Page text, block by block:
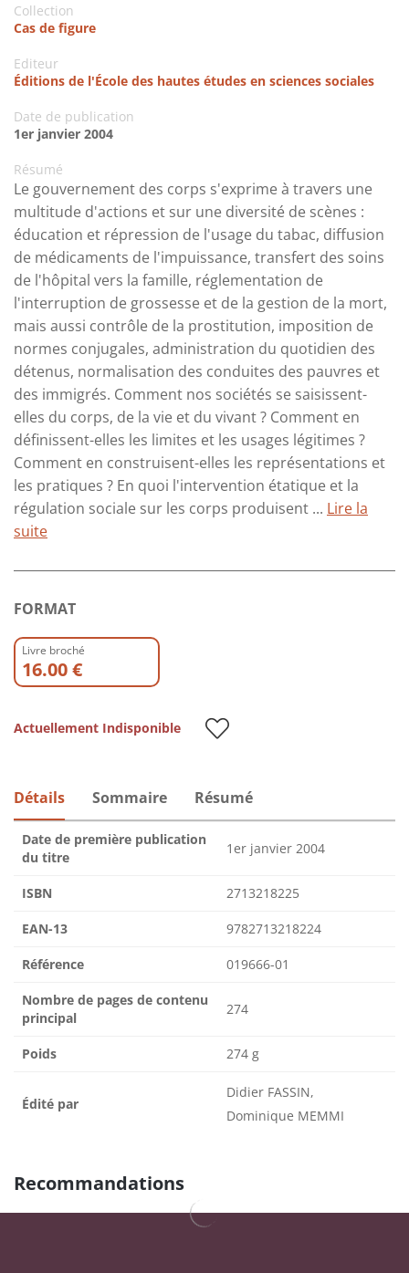
Collection
Cas de figure
Editeur
Éditions de l'École des hautes études en sciences sociales
Date de publication
1er janvier 2004
Résumé
Le gouvernement des corps s'exprime à travers une
multitude d'actions et sur une diversité de scènes :
éducation et répression de l'usage du tabac, diffusion
de médicaments de l'impuissance, transfert des soins
de l'hôpital vers la famille, réglementation de
l'interruption de grossesse et de la gestion de la mort,
mais aussi contrôle de la prostitution, imposition de
normes conjugales, administration du quotidien des
détenus, normalisation des conduites des pauvres et
des immigrés. Comment nos sociétés se saisissent-
elles du corps, de la vie et du vivant ? Comment en
définissent-elles les limites et les usages légitimes ?
Comment en construisent-elles les représentations et
les pratiques ? En quoi l'intervention étatique et la
régulation sociale sur les corps produisent ... Lire la
suite
FORMAT
Livre broché
16.00 €
Actuellement Indisponible
Détails Sommaire Résumé
Date de première publication
du titre
1er janvier 2004
ISBN 2713218225
EAN-13 9782713218224
Référence 019666-01
Nombre de pages de contenu
principal
274
Poids 274 g
Édité par
Didier FASSIN,
Dominique MEMMI
Recommandations